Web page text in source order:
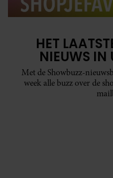
HET
NIEUWS IN
Met de Showbuzz-
week alle buzz over de